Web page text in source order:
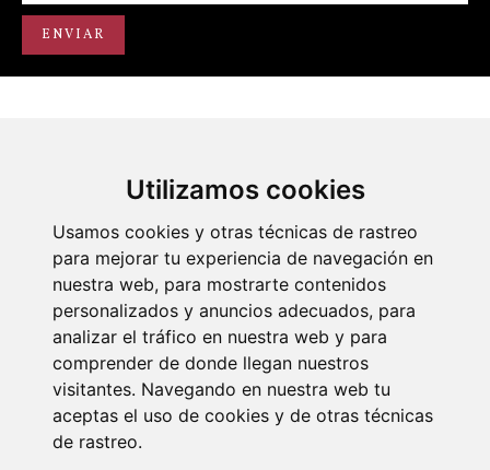
Utilizamos cookies
Usamos cookies y otras técnicas de rastreo
para mejorar tu experiencia de navegación en
nuestra web, para mostrarte contenidos
personalizados y anuncios adecuados, para
analizar el tráfico en nuestra web y para
comprender de donde llegan nuestros
visitantes. Navegando en nuestra web tu
aceptas el uso de cookies y de otras técnicas
de rastreo.
© 2026 Diseño y desarrollo por Xerintel